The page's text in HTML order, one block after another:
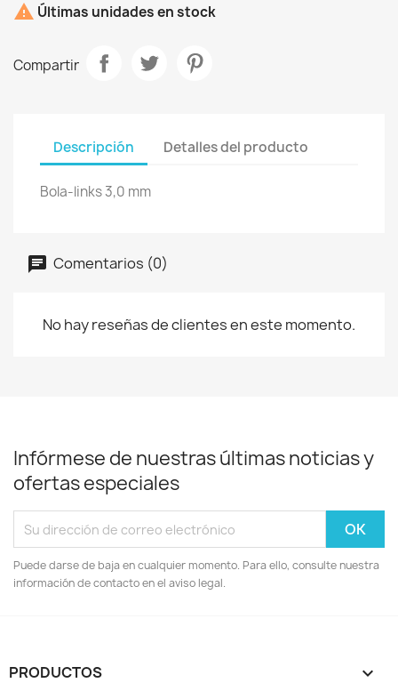
 Últimas unidades en stock
Compartir
Descripción Detalles del producto
Bola-links 3,0 mm
Comentarios (0)
No hay reseñas de clientes en este momento.
Infórmese de nuestras últimas noticias y
ofertas especiales
Puede darse de baja en cualquier momento. Para ello, consulte nuestra
información de contacto en el aviso legal.
PRODUCTOS 